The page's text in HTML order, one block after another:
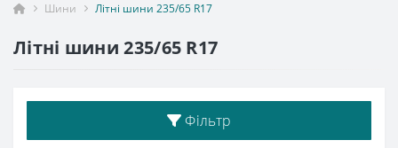
Шини Літні шини 235/65 R17
Літні шини 235/65 R17
Фільтр